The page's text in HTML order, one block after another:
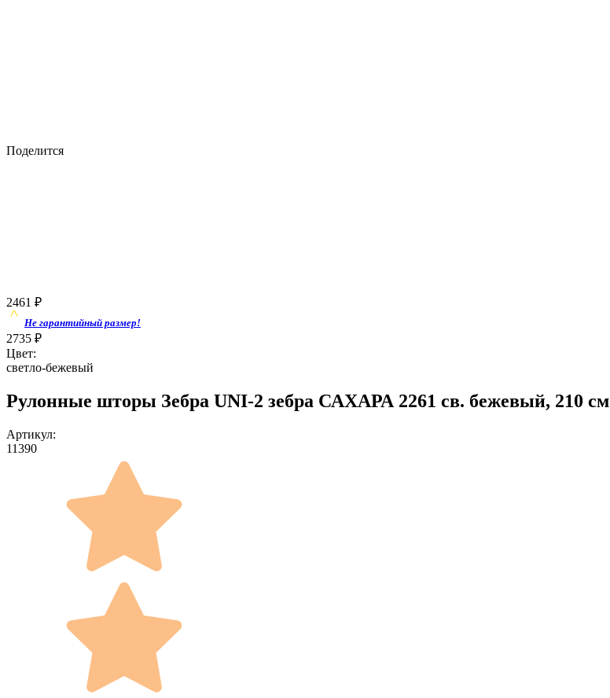
Поделится
2461 ₽
Не гарантийный размер!
2735 ₽
Цвет:
светло-бежевый
Рулонные шторы Зебра UNI-2 зебра САХАРА 2261 св. бежевый, 210 см
Артикул:
11390